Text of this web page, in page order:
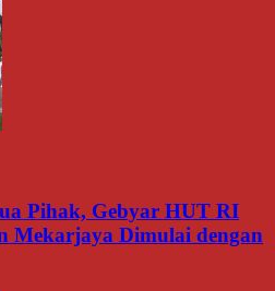
Pihak, Gebyar HUT RI
Mekarjaya Dimulai dengan